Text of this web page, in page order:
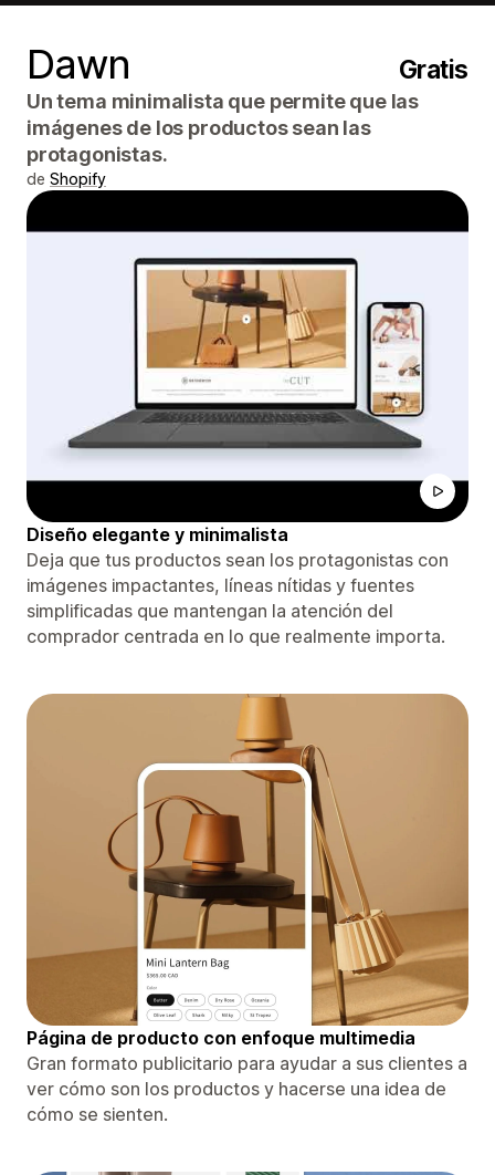
Dawn Gratis
Un tema minimalista que permite que las
imágenes de los productos sean las
protagonistas.
de Shopify
Diseño elegante y minimalista
Deja que tus productos sean los protagonistas con
imágenes impactantes, líneas nítidas y fuentes
simplificadas que mantengan la atención del
comprador centrada en lo que realmente importa.
Página de producto con enfoque multimedia
Gran formato publicitario para ayudar a sus clientes a
ver cómo son los productos y hacerse una idea de
cómo se sienten.